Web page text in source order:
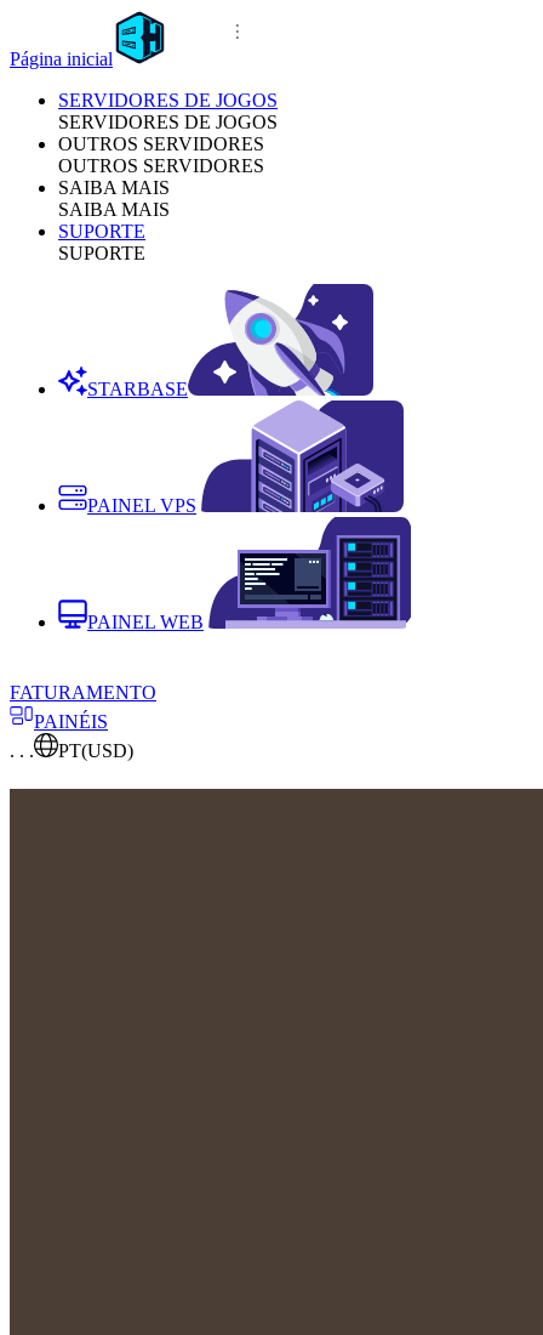
Página inicial
SERVIDORES DE JOGOS
SERVIDORES DE JOGOS
OUTROS SERVIDORES
OUTROS SERVIDORES
SAIBA MAIS
SAIBA MAIS
SUPORTE
SUPORTE
STARBASE
PAINEL VPS
PAINEL WEB
FATURAMENTO
PAINÉIS
. . .
PT(USD)